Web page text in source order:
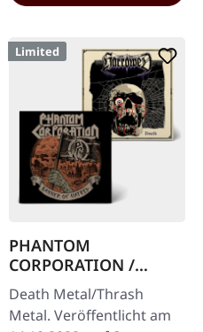
Limited
PHANTOM
CORPORATION /
HARROWED · Split |
DIGIPAK CD
Death Metal/Thrash
Metal. Veröffentlicht am